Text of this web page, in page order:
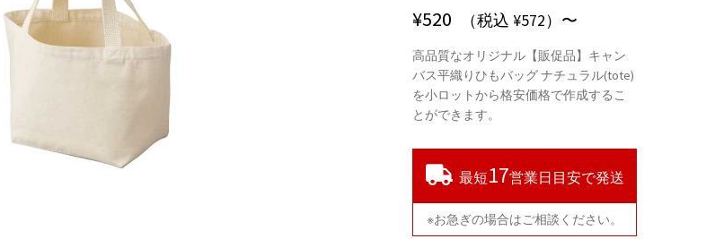
¥520 （税込 ¥572）〜
高品質なオリジナル【販促品】キャン
バス平織りひもバッグ ナチュラル(tote)
を小ロットから格安価格で作成するこ
とができます。
最短17営業日目安で発送
※お急ぎの場合はご相談ください。